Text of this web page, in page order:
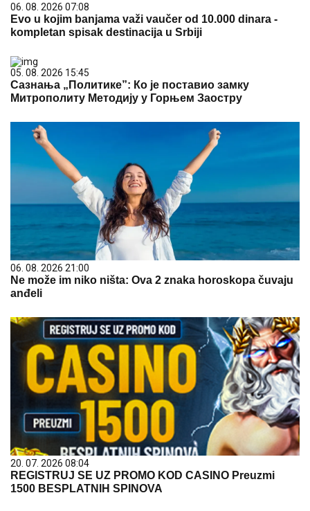
06. 08. 2026 07:08
Evo u kojim banjama važi vaučer od 10.000 dinara -
kompletan spisak destinacija u Srbiji
05. 08. 2026 15:45
Сазнања „Политике”: Ко је поставио замку
Митрополиту Методију у Горњем Заостру
06. 08. 2026 21:00
Ne može im niko ništa: Ova 2 znaka horoskopa čuvaju
anđeli
20. 07. 2026 08:04
REGISTRUJ SE UZ PROMO KOD CASINO Preuzmi
1500 BESPLATNIH SPINOVA